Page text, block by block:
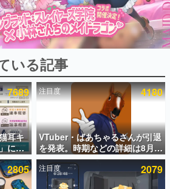
覧
事
数千以上！ ページビュー数万以上！ などな
々に読まれた、電ファミ渾身の“殿堂入り”記
した。
企画書
リエイターの方々に製作時のエピソードをお
トする企画（ゲーム）とは何か？を探ってい
いてはいけない。『赫本』は、〈試験問題〉
編ホラー小説集です。
いる記事
7689
耳キ
に視
違法
含め
注目度 4180
VTuber・ばあちゃるさんが引退
を発表。時期などの詳細は8月9
日15時からの配信で説明
2805 注目度 2079